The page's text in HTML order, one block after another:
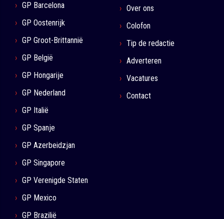
GP Barcelona
GP Oostenrijk
GP Groot-Brittannië
GP België
GP Hongarije
GP Nederland
GP Italië
GP Spanje
GP Azerbeidzjan
GP Singapore
GP Verenigde Staten
GP Mexico
GP Brazilië
Over ons
Colofon
Tip de redactie
Adverteren
Vacatures
Contact